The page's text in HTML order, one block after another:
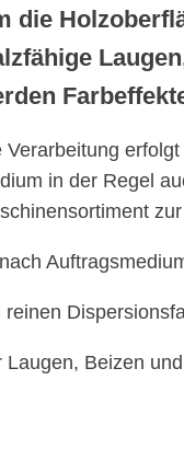
die
Verarbeitung
in der Regel
reinen
Laugen, Beizen